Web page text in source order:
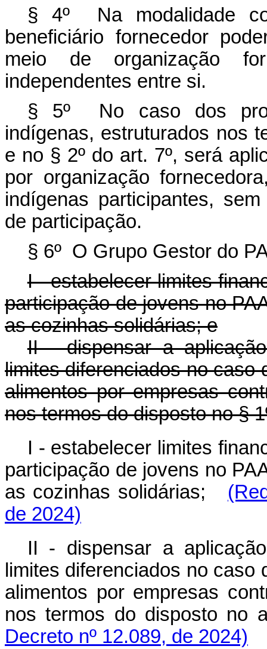
§ 4º Na modalidade
beneficiário fornecedor
meio de organização
independentes entre si.
§ 5º No caso dos
indígenas, estruturados nos
e no § 2º do art. 7º, será
por organização
indígenas participantes,
de participação.
§ 6º O Grupo Gestor do
I - estabelecer limites
participação de jovens no
as cozinhas solidárias; e
II - dispensar a
limites diferenciados no caso
alimentos por empresas
nos termos do disposto no §
I - estabelecer limites
participação de jovens no
as cozinhas solidárias;
de 2024)
II - dispensar a
limites diferenciados no
alimentos por empresas
nos termos do disposto no
Decreto nº 12.089, de 2024)